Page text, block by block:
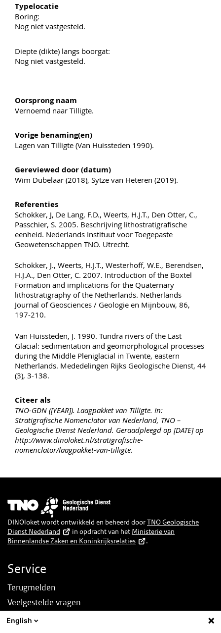
Typelocatie
Boring:
Nog niet vastgesteld.
Diepte (dikte) langs boorgat:
Nog niet vastgesteld.
Oorsprong naam
Vernoemd naar Tilligte.
Vorige benaming(en)
Lagen van Tilligte (Van Huissteden 1990).
Gereviewed door (datum)
Wim Dubelaar (2018), Sytze van Heteren (2019).
Referenties
Schokker, J, De Lang, F.D., Weerts, H.J.T., Den Otter, C.,
Passchier, S. 2005. Beschrijving lithostratigrafische
eenheid. Nederlands Instituut voor Toegepaste
Geowetenschappen TNO. Utrecht.
Schokker, J., Weerts, H.J.T., Westerhoff, W.E., Berendsen,
H.J.A., Den Otter, C. 2007. Introduction of the Boxtel
Formation and implications for the Quaternary
lithostratigraphy of the Netherlands. Netherlands
Journal of Geosciences / Geologie en Mijnbouw, 86,
197-210.
Van Huissteden, J. 1990. Tundra rivers of the Last
Glacial: sedimentation and geomorphological processes
during the Middle Pleniglacial in Twente, eastern
Netherlands. Mededelingen Rijks Geologische Dienst, 44
(3), 3-138.
Citeer als
TNO-GDN ([YEAR]). Laagpakket van Tilligte. In:
Stratigrafische Nomenclator van Nederland, TNO –
Geologische Dienst Nederland. Geraadpleegd op [DATE] op
http://www.dinoloket.nl/stratigrafische-
nomenclator/laagpakket-van-tilligte.
Afbeelding
DINOloket wordt ontwikkeld en beheerd doorTNO Geologische
Dienst Nederland
in opdracht van het Ministerie van
Binnenlandse Zaken en Koninkrijksrelaties
.
Service
Terugmelden
Veelgestelde vragen
Nieuws
English